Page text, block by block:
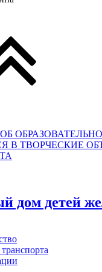
В ТВОРЧЕСКИЕ
дом детей